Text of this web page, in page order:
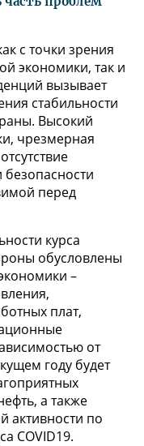
с точки зрения
экономики, так и
вызывает
стабильности
Высокий
чрезмерная
перед
курса
обусловлены
–
плат,
от
году будет
а также
активности по
COVID19.